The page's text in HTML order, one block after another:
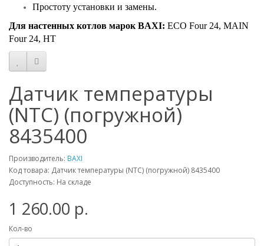
Простоту установки и замены.
Для настенных котлов марок BAXI: ECO Four 24, MAIN
Four 24, HT
Датчик температуры
(NTC) (погружной)
8435400
Производитель: BAXI
Код товара: Датчик температуры (NTC) (погружной) 8435400
Доступность: На складе
1 260.00 р.
Кол-во